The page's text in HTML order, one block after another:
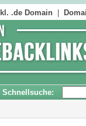
.de Domain
Schnellsuche: